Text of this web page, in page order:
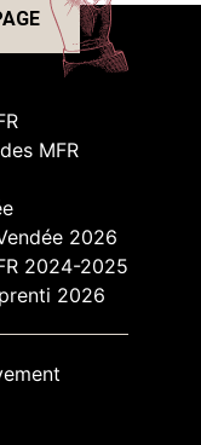
MFR
2026
2024-2025
2026